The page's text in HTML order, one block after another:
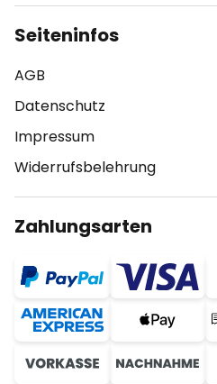
Seiteninfos
AGB
Datenschutz
Impressum
Widerrufsbelehrung
Zahlungsarten